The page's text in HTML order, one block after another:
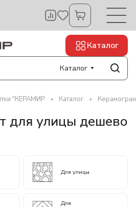
Каталог
Каталог
"КЕРАМИР Каталог
для улицы дешево
Для улицы
Для